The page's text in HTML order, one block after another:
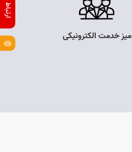
میز خدمت الکترونیکی مناقصه و